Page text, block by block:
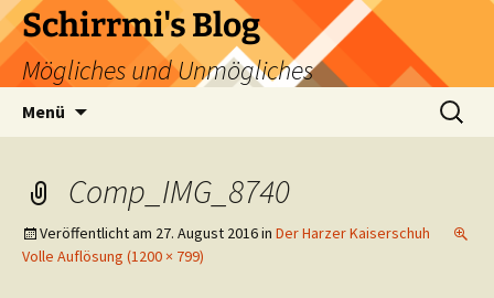
Zum
Inhalt
springen
Schirrmi's Blog
Mögliches und Unmögliches
Menü
Suchen
nach:
Comp_IMG_8740
Veröffentlicht am 27. August 2016in Der Harzer Kaiserschuh
Volle Auflösung (1200 × 799)